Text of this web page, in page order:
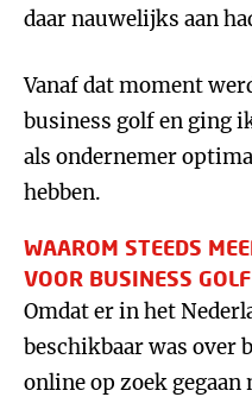
daar nauwelijks aan
Vanaf dat moment
business golf en ging
als ondernemer
hebben.
WAAROM STEEDS
VOOR BUSINESS GOLF
Omdat er in het
beschikbaar was over
online op zoek